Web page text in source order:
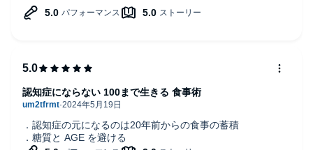
してるのでこれを機に買うのをやめます。
．認知症の元になるのは20年前からの食事の蓄積
．糖質と AGE を避ける
認知症にならない 100まで生きる 食事術